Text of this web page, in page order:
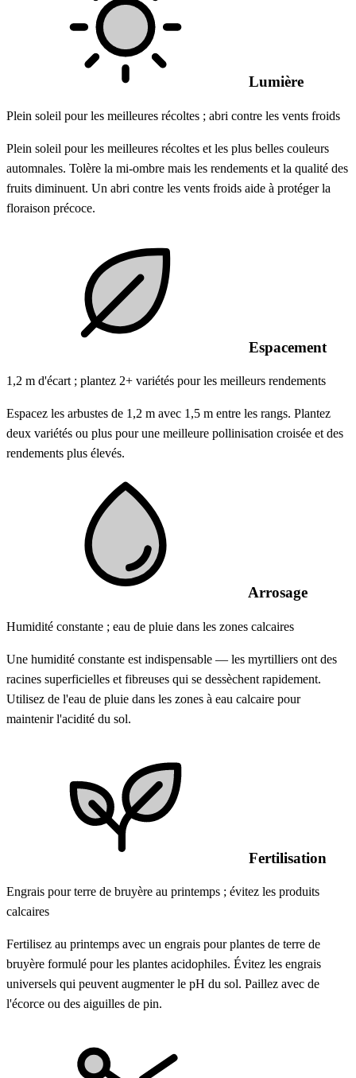
Lumière
Plein soleil pour les meilleures récoltes ; abri contre les vents froids
Plein soleil pour les meilleures récoltes et les plus belles couleurs
automnales. Tolère la mi-ombre mais les rendements et la qualité des
fruits diminuent. Un abri contre les vents froids aide à protéger la
floraison précoce.
Espacement
1,2 m d'écart ; plantez 2+ variétés pour les meilleurs rendements
Espacez les arbustes de 1,2 m avec 1,5 m entre les rangs. Plantez
deux variétés ou plus pour une meilleure pollinisation croisée et des
rendements plus élevés.
Arrosage
Humidité constante ; eau de pluie dans les zones calcaires
Une humidité constante est indispensable — les myrtilliers ont des
racines superficielles et fibreuses qui se dessèchent rapidement.
Utilisez de l'eau de pluie dans les zones à eau calcaire pour
maintenir l'acidité du sol.
Fertilisation
Engrais pour terre de bruyère au printemps ; évitez les produits
calcaires
Fertilisez au printemps avec un engrais pour plantes de terre de
bruyère formulé pour les plantes acidophiles. Évitez les engrais
universels qui peuvent augmenter le pH du sol. Paillez avec de
l'écorce ou des aiguilles de pin.